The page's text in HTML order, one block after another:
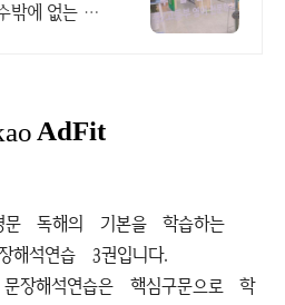
밖에 없는 시
독해의 기본을 학습하는
해석연습 3권입니다.
장해석연습은 핵심구문으로 학